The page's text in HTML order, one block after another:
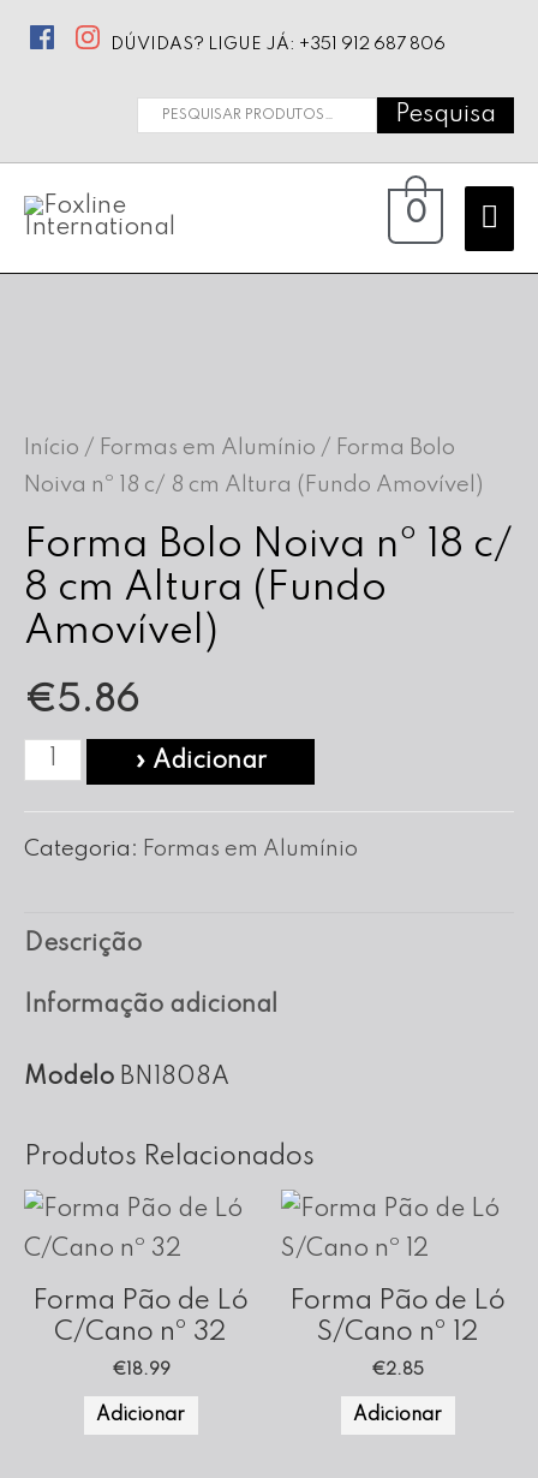
DÚVIDAS? LIGUE JÁ: +351 912 687 806
Pesquisar
Pesquisa
0
Início / Formas em Alumínio / Forma Bolo
Noiva nº 18 c/ 8 cm Altura (Fundo Amovível)
Forma Bolo Noiva nº 18 c/
8 cm Altura (Fundo
Amovível)
€5.86
Quantidade
Forma
nº
18
8
Altura
(Fundo
Amovível)
» Adicionar
Categoria: Formas em Alumínio
Descrição
Informação adicional
Modelo BN1808A
Produtos Relacionados
Forma Pão de Ló
C/Cano nº 32
€18.99
Adicionar
Forma Pão de Ló
S/Cano nº 12
€2.85
Adicionar